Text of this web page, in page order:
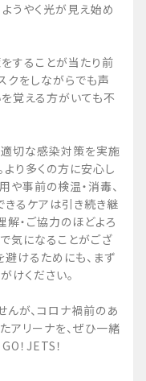
ようやく光が見え始め
することが当たり前
クをしながらでも声
覚える方がいても不
適切な感染対策を実施
より多くの方に安心し
や事前の検温・消毒、
きるケアは引き続き継
解・ご協力のほどよろ
で気になることがござ
避けるためにも、まず
けください。
が、コロナ禍前のあ
アリーナを、ぜひ一緒
！JETS！